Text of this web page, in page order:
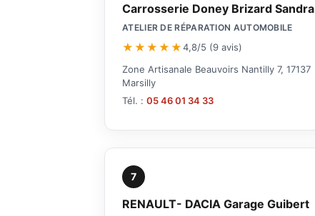
Carrosserie Doney Brizard Sandra
ATELIER DE RÉPARATION AUTOMOBILE
★★★★★4,8/5 (9 avis)
Zone Artisanale Beauvoirs Nantilly 7, 17137
Marsilly
Tél. : 05 46 01 34 33
7
RENAULT- DACIA Garage Guibert